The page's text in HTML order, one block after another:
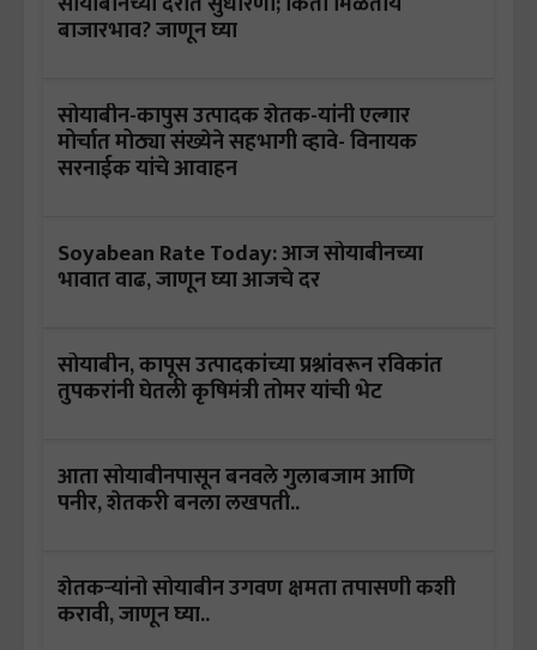
बाजारभाव? जाणून घ्या
सोयाबीन-कापुस उत्पादक शेतक-यांनी एल्गार
मोर्चात मोठ्या संख्येने सहभागी व्हावे- विनायक
सरनाईक यांचे आवाहन
Soyabean Rate Today: आज सोयाबीनच्या
भावात वाढ, जाणून घ्या आजचे दर
सोयाबीन, कापूस उत्पादकांच्या प्रश्नांवरून रविकांत
तुपकरांनी घेतली कृषिमंत्री तोमर यांची भेट
आता सोयाबीनपासून बनवले गुलाबजाम आणि
पनीर, शेतकरी बनला लखपती..
शेतकऱ्यांनो सोयाबीन उगवण क्षमता तपासणी कशी
करावी, जाणून घ्या..